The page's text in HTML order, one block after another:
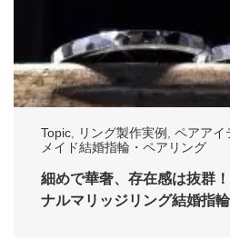
Topic, リング製作実例 , ペアアイ
メイド結婚指輪・ペアリング
細めで華奢、存在感は抜群
ナルマリッジリング結婚指